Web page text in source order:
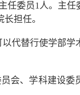
任委员1人。主任
担任。
代替行使学部学
会、学科建设委